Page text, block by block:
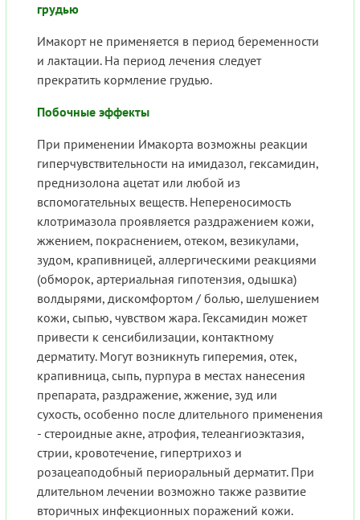
грудью
Имакорт не применяется в период беременности
и лактации. На период лечения следует
прекратить кормление грудью.
Побочные эффекты
При применении Имакорта возможны реакции
гиперчувствительности на имидазол, гексамидин,
преднизолона ацетат или любой из
вспомогательных веществ. Непереносимость
клотримазола проявляется раздражением кожи,
жжением, покраснением, отеком, везикулами,
зудом, крапивницей, аллергическими реакциями
(обморок, артериальная гипотензия, одышка)
волдырями, дискомфортом / болью, шелушением
кожи, сыпью, чувством жара. Гексамидин может
привести к сенсибилизации, контактному
дерматиту. Могут возникнуть гиперемия, отек,
крапивница, сыпь, пурпура в местах нанесения
препарата, раздражение, жжение, зуд или
сухость, особенно после длительного применения
- стероидные акне, атрофия, телеангиоэктазия,
стрии, кровотечение, гипертрихоз и
розацеаподобный периоральный дерматит. При
длительном лечении возможно также развитие
вторичных инфекционных поражений кожи.